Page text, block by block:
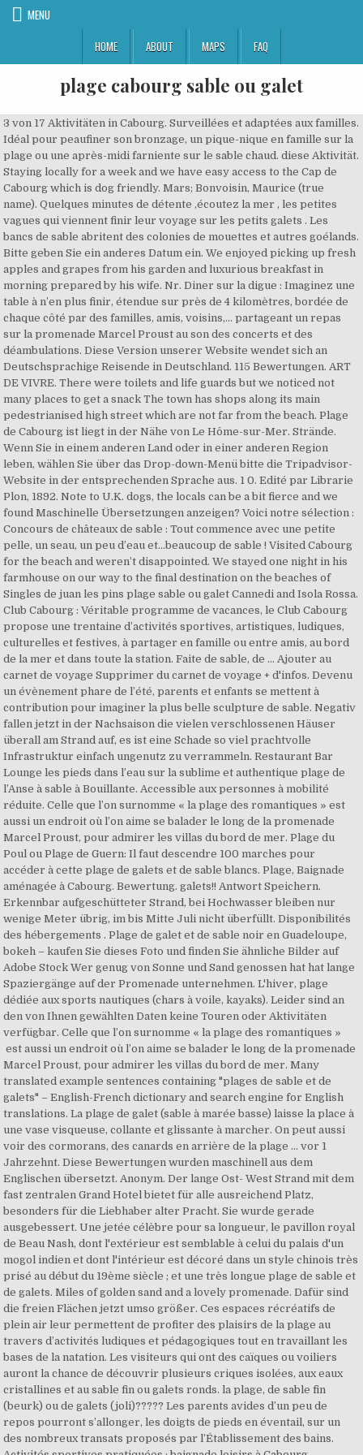
MENU
HOME
ABOUT MAPS FAQ
plage cabourg sable ou galet
3 von 17 Aktivitäten in Cabourg. Surveillées et adaptées aux familles. Idéal pour peaufiner son bronzage, un pique-nique en famille sur la plage ou une après-midi farniente sur le sable chaud. diese Aktivität. Staying locally for a week and we have easy access to the Cap de Cabourg which is dog friendly. Mars; Bonvoisin, Maurice (true name). Quelques minutes de détente ,écoutez la mer , les petites vagues qui viennent finir leur voyage sur les petits galets . Les bancs de sable abritent des colonies de mouettes et autres goélands. Bitte geben Sie ein anderes Datum ein. We enjoyed picking up fresh apples and grapes from his garden and luxurious breakfast in morning prepared by his wife. Nr. Diner sur la digue : Imaginez une table à n’en plus finir, étendue sur près de 4 kilomètres, bordée de chaque côté par des familles, amis, voisins,… partageant un repas sur la promenade Marcel Proust au son des concerts et des déambulations. Diese Version unserer Website wendet sich an Deutschsprachige Reisende in Deutschland. 115 Bewertungen. ART DE VIVRE. There were toilets and life guards but we noticed not many places to get a snack The town has shops along its main pedestrianised high street which are not far from the beach. Plage de Cabourg ist liegt in der Nähe von Le Hôme-sur-Mer. Strände. Wenn Sie in einem anderen Land oder in einer anderen Region leben, wählen Sie über das Drop-down-Menü bitte die Tripadvisor-Website in der entsprechenden Sprache aus. 1 0. Edité par Librarie Plon, 1892. Note to U.K. dogs, the locals can be a bit fierce and we found Maschinelle Übersetzungen anzeigen? Voici notre sélection : Concours de châteaux de sable : Tout commence avec une petite pelle, un seau, un peu d’eau et…beaucoup de sable ! Visited Cabourg for the beach and weren’t disappointed. We stayed one night in his farmhouse on our way to the final destination on the beaches of Singles de juan les pins plage sable ou galet Cannedi and Isola Rossa. Club Cabourg : Véritable programme de vacances, le Club Cabourg propose une trentaine d’activités sportives, artistiques, ludiques, culturelles et festives, à partager en famille ou entre amis, au bord de la mer et dans toute la station. Faite de sable, de ... Ajouter au carnet de voyage Supprimer du carnet de voyage + d'infos. Devenu un évènement phare de l’été, parents et enfants se mettent à contribution pour imaginer la plus belle sculpture de sable. Negativ fallen jetzt in der Nachsaison die vielen verschlossenen Häuser überall am Strand auf, es ist eine Schade so viel prachtvolle Infrastruktur einfach ungenutz zu verrammeln. Restaurant Bar Lounge les pieds dans l’eau sur la sublime et authentique plage de l’Anse à sable à Bouillante. Accessible aux personnes à mobilité réduite. Celle que l’on surnomme « la plage des romantiques » est aussi un endroit où l’on aime se balader le long de la promenade Marcel Proust, pour admirer les villas du bord de mer. Plage du Poul ou Plage de Guern: Il faut descendre 100 marches pour accéder à cette plage de galets et de sable blancs. Plage, Baignade aménagée à Cabourg. Bewertung. galets!! Antwort Speichern. Erkennbar aufgeschütteter Strand, bei Hochwasser bleiben nur wenige Meter übrig, im bis Mitte Juli nicht überfüllt. Disponibilités des hébergements . Plage de galet et de sable noir en Guadeloupe, bokeh – kaufen Sie dieses Foto und finden Sie ähnliche Bilder auf Adobe Stock Wer genug von Sonne und Sand genossen hat hat lange Spaziergänge auf der Promenade unternehmen. L'hiver, plage dédiée aux sports nautiques (chars à voile, kayaks). Leider sind an den von Ihnen gewählten Daten keine Touren oder Aktivitäten verfügbar. Celle que l’on surnomme « la plage des romantiques » est aussi un endroit où l’on aime se balader le long de la promenade Marcel Proust, pour admirer les villas du bord de mer. Many translated example sentences containing "plages de sable et de galets" – English-French dictionary and search engine for English translations. La plage de galet (sable à marée basse) laisse la place à une vase visqueuse, collante et glissante à marcher. On peut aussi voir des cormorans, des canards en arrière de la plage … vor 1 Jahrzehnt. Diese Bewertungen wurden maschinell aus dem Englischen übersetzt. Anonym. Der lange Ost- West Strand mit dem fast zentralen Grand Hotel bietet für alle ausreichend Platz, besonders für die Liebhaber alter Pracht. Sie wurde gerade ausgebessert. Une jetée célèbre pour sa longueur, le pavillon royal de Beau Nash, dont l'extérieur est semblable à celui du palais d'un mogol indien et dont l'intérieur est décoré dans un style chinois très prisé au début du 19ème siècle ; et une très longue plage de sable et de galets. Miles of golden sand and a lovely promenade. Dafür sind die freien Flächen jetzt umso größer. Ces espaces récréatifs de plein air leur permettent de profiter des plaisirs de la plage au travers d’activités ludiques et pédagogiques tout en travaillant les bases de la natation. Les visiteurs qui ont des caïques ou voiliers auront la chance de découvrir plusieurs criques isolées, aux eaux cristallines et au sable fin ou galets ronds. la plage, de sable fin (beurk) ou de galets (joli)????? Les parents avides d’un peu de repos pourront s’allonger, les doigts de pieds en éventail, sur un des nombreux transats proposés par l’Établissement des bains. Activités sportives pratiquées : baignade loisirs à Cabourg, baignade loisirs à Cabourg Cette installation sportives se situe dans la ville de Cabourg (14390) dans le département Calvados (14), tous les équipements et installations sportives de Cabourg sont listés et … 4 0. Cabourg sur la photo est à 1h30. Toller Sandstrand in beeindruckender Kulisse, der zum Baden einlädt und selbst in der Hochsaison nicht extremst überlaufen war.. Ob mit oder ohne Wasser (Ebbe&Flut), immer schön! Durant une après-midi, à la façon des impressionnistes, chacun peut exprimer ses talents de peintre et laisser place à son imagination avant de repartir avec son œuvre. Farniente, bien-être et sable fin. Dynamique et familiale, Cabourg c’est avant tout une plage animée toute l’année ! bissssssssssssssssssssssssssss . Une des plus belles plages de la région face aux rochers des Deux Frères. A few minutes of relaxation, listen to the sea, the small waves. Am Strand werden diverse Aktivitäten angeboten, jetzt nach der Saison muß man schon suchen. Plages de sable; Plages de galets; Plages Pavillon Bleu; Plages accessibles aux handicapés; QUE FAIRE. Hunde sind in bestimmten Abschnitten erlaubt, überprüfen Sie die Schilder für Details, wo. Elle est située au sud de la ville avant la presqu’ile de Saint-Mandrier dans le quartier touristique des Sablettes. Station balnéaire de renom, Cabourg offre près de 4 kilomètres de sable fin pour profiter de l’air pur du bord de mer et s’essayer aux différentes activités sportives en famille. La Plage, Cabourg: 20 Bewertungen - bei Tripadvisor auf Platz 40 von 61 von 61 Cabourg Restaurants; mit 4/5 von Reisenden bewertet. L'été, belle plage de baignade sur 1.3 km de long. Basierend auf von Ihnen angesehenen Einträgen, Datenschutzerklärung und Verwendung von Cookies, Günstige haustierfreundliche Hotels in Cabourg, Hotels in der Nähe von Promenade Marcel Proust, Hotels in der Nähe von Hippodrome Cabourg, Hotels in der Nähe von RETRO TOUR NORMANDY, Hotels in der Nähe von Eglise Saint Michel, Sehenswürdigkeiten & Wahrzeichen in Cabourg, Promenade Marcel Proust: Tickets und Touren, La Chambre du temps retrouvé: Tickets und Touren, Garden Tennis de Cabourg: Tickets und Touren, Golf Public De Cabourg: Tickets und Touren, Les bonbons de Cabourg: Tickets und Touren. Au grès des marées, les chevaux laissent place aux chars à voile tandis que les catamarans et kites surf offrent à ceux qui les manipulent, une bonne dose d’adrénaline ! pins ou des platanes. Le Dîner sur la digue est incontestablement le plus grand dîner de France avec vue sur mer ! Du samedi 12 décembre 2020 au vendredi 15 janvier 2021. Sable & galet; plages normandes et plages du Nord: de Cherbourg a Rosendael-Dunkerque, par Mars (1899) (Reprint) [Leatherbound] by Mars, 1849-1912. and a great selection of related books, art and collectibles available now at AbeBooks.com. Leider sind an den von Ihnen gewählten Daten keine Touren oder Aktivitäten verfügbar. It's good to find somewhere that the dog can walk off-lead (there don't seem to be many options for this in the area). Sable and Galet: Plages Normandes et Plages du Nord: de Cherbourg a Rosendael - Dunkerque. Eintrittskarte für das Mémorial de Caen mit ... Privater Transfer von Caen nach Paris - bis ... Teilen Sie eine weitere Erfahrung, bevor Sie diese Seite verlassen. Speziell gut hat uns die Stimmung am Abend gefallen. Lorsque nous arrivons en baie de Somme, le paysage change complètement : les plages sont plates et longues, sableuses. Baignade, paddle, beach volley ou autre sortie en mer, la plage de Cabourg est le terrain de jeux idéal pour les sportifs. Update: ce soir repos mon ange. It's good to find somewhere that the dog can walk off-lead (there don't seem to be many options for this in the area). LES PLAGES. Dès l’arrivée des beaux jours, un programme d’animations riche et varié vous attend ! Ses 3,6 km de digue profitent d’un panorama spectaculaire sur le littoral normand et en font la plus longue promenade piétonne d’Europe. Wir haben immer nach dem Essen noch einen Strandspaziergang gemacht und dabei das Rauschen des Meeres, das Kreischen der Möwen und vor allem die wenigen Menschen genossen. Note to U.K. dogs, the locals can be a bit fierce and we found Es gibt einen einfachen Zugang zum Strand und Duschen / Toiletten in Richtung The Grand Hotel. La plus proche, Dieppe, est à 1h du gîte. Photo(s) (2) Plage de Carro. Lv 7. vor 1 Jahrzehnt. Plage de Cabourg ist ein Strand in Normandie. Tous les jours. Place à la création pour les artistes en herbe ou confirmés, confrontés à un sujet unique : la plage. Sa superficie est de 5 500 hect